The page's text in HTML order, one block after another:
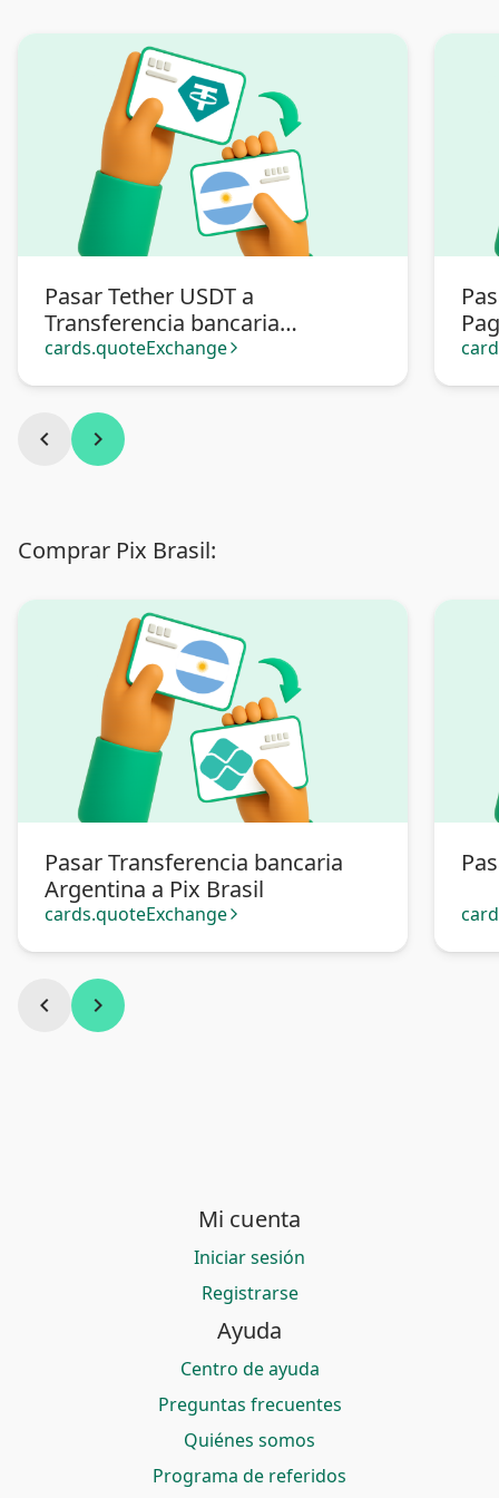
Pasar Tether USDT a
Transferencia bancaria
Argentina
cards.quoteExchange arrow_forward_ios
chevron_left chevron_right
Comprar Pix Brasil:
Pasar Transferencia bancaria
Argentina a Pix Brasil
cards.quoteExchange arrow_forward_ios
chevron_left chevron_right
Mi cuenta
Iniciar sesión
Registrarse
Ayuda
Centro de ayuda
Preguntas frecuentes
Quiénes somos
Programa de referidos